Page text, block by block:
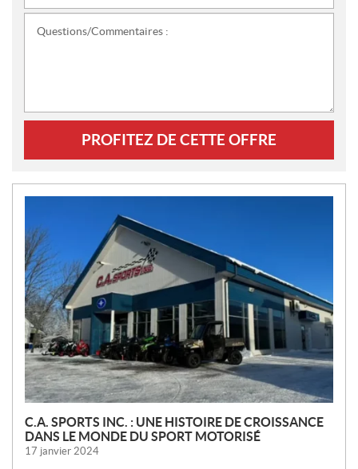
Questions/Commentaires :
PROFITEZ DE CETTE OFFRE
O
U
V
E
L
L
E
S
C.A. SPORTS INC. : UNE HISTOIRE DE CROISSANCE
DANS LE MONDE DU SPORT MOTORISÉ
17 janvier 2024